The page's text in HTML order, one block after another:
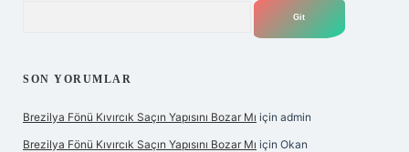
SON YORUMLAR
Brezilya Fönü Kıvırcık Saçın Yapısını Bozar Mı için admin
Brezilya Fönü Kıvırcık Saçın Yapısını Bozar Mı için Okan